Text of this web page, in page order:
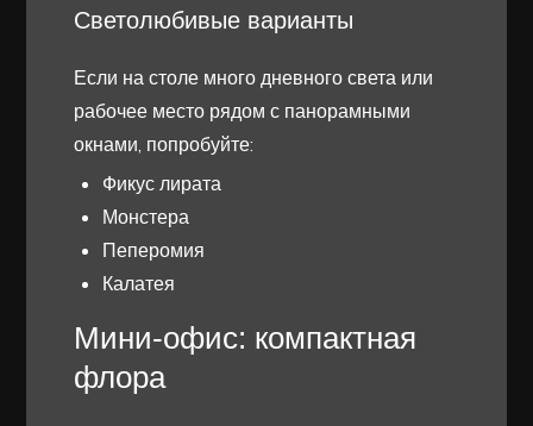
Светолюбивые варианты
Если на столе много дневного света или
рабочее место рядом с панорамными
окнами, попробуйте:
Фикус лирата
Монстера
Пеперомия
Калатея
Мини-офис: компактная
флора